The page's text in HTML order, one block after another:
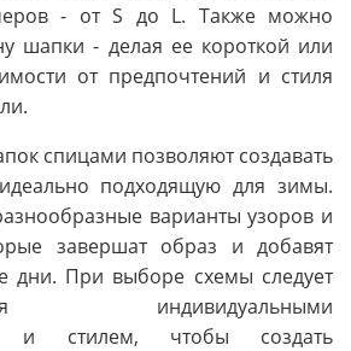
- от S до L. Также можно
шапки - делая ее короткой или
от предпочтений и стиля
спицами позволяют создавать
подходящую для зимы.
варианты узоров и
завершат образ и добавят
дни. При выборе схемы следует
индивидуальными
и стилем, чтобы создать